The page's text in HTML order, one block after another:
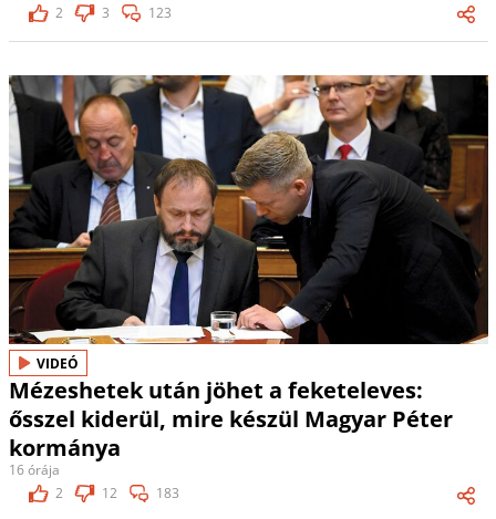
2
3 123
VIDEÓ
Mézeshetek után jöhet a feketeleves:
ősszel kiderül, mire készül Magyar Péter
kormánya
16 órája
2
12 183